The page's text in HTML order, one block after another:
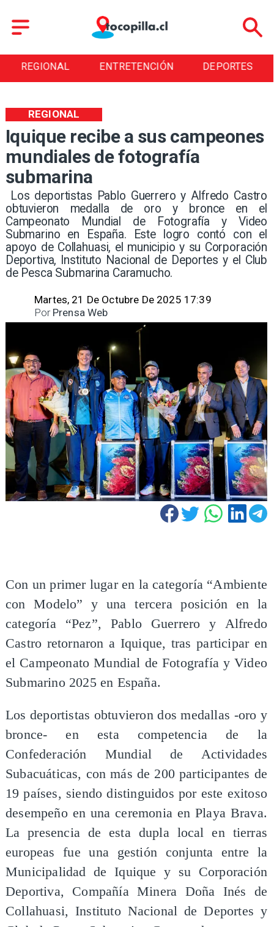
REGIONAL ENTRETENCIÓN DEPORTES
Iquique recibe a sus campeones
mundiales de fotografía
submarina
​ Los deportistas Pablo Guerrero y Alfredo Castro
obtuvieron medalla de oro y bronce en el
Campeonato Mundial de Fotografía y Video
Submarino en España. Este logro contó con el
apoyo de Collahuasi, el municipio y su Corporación
Deportiva, Instituto Nacional de Deportes y el Club
de Pesca Submarina Caramucho. ​
REGIONAL
Martes, 21 De Octubre De 2025 17:39
Prensa Web
Por
​Con un primer lugar en la categoría “Ambiente
con Modelo” y una tercera posición en la
categoría “Pez”, Pablo Guerrero y Alfredo
Castro retornaron a Iquique, tras participar en
el Campeonato Mundial de Fotografía y Video
Submarino 2025 en España.
Los deportistas obtuvieron dos medallas -oro y
bronce- en esta competencia de la
Confederación Mundial de Actividades
Subacuáticas, con más de 200 participantes de
19 países, siendo distinguidos por este exitoso
desempeño en una ceremonia en Playa Brava.
La presencia de esta dupla local en tierras
europeas fue una gestión conjunta entre la
Municipalidad de Iquique y su Corporación
Deportiva, Compañía Minera Doña Inés de
Collahuasi, Instituto Nacional de Deportes y